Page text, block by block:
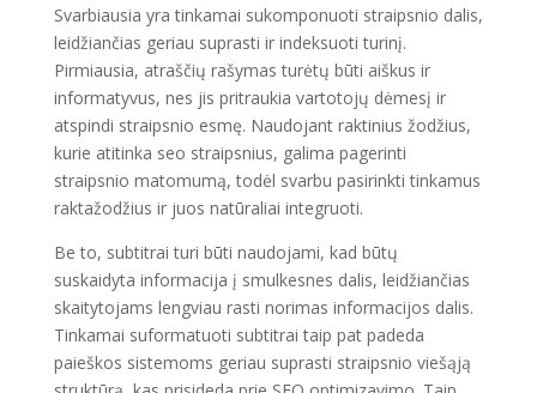
Svarbiausia yra tinkamai sukomponuoti straipsnio dalis,
leidžiančias geriau suprasti ir indeksuoti turinį.
Pirmiausia, atraščių rašymas turėtų būti aiškus ir
informatyvus, nes jis pritraukia vartotojų dėmesį ir
atspindi straipsnio esmę. Naudojant raktinius žodžius,
kurie atitinka seo straipsnius, galima pagerinti
straipsnio matomumą, todėl svarbu pasirinkti tinkamus
raktažodžius ir juos natūraliai integruoti.
Be to, subtitrai turi būti naudojami, kad būtų
suskaidyta informacija į smulkesnes dalis, leidžiančias
skaitytojams lengviau rasti norimas informacijos dalis.
Tinkamai suformatuoti subtitrai taip pat padeda
paieškos sistemoms geriau suprasti straipsnio viešąją